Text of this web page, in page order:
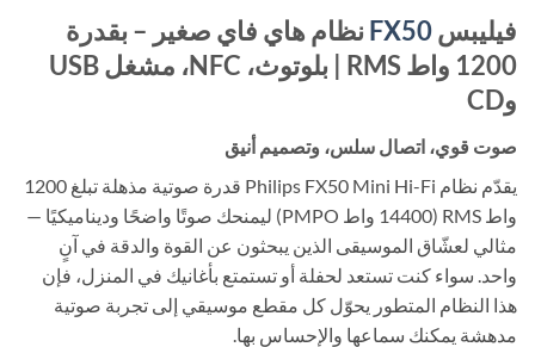
فيليبسFX50 نظام هاي فاي صغير – بقدرة
1200 واط RMS | بلوتوث، NFC، مشغل USB
وCD
صوت قوي، اتصال سلس، وتصميم أنيق
يقدّم نظام Philips FX50 Mini Hi-Fi قدرة صوتية مذهلة تبلغ 1200
واط RMS (14400 واط PMPO) ليمنحك صوتًا واضحًا وديناميكيًا —
مثالي لعشّاق الموسيقى الذين يبحثون عن القوة والدقة في آنٍ
واحد. سواء كنت تستعد لحفلة أو تستمتع بأغانيك في المنزل، فإن
هذا النظام المتطور يحوّل كل مقطع موسيقي إلى تجربة صوتية
مدهشة يمكنك سماعها والإحساس بها.